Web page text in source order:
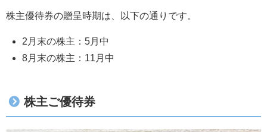
株主優待券の贈呈時期は、以下の通りです。
2月末の株主：5月中
8月末の株主：11月中
株主ご優待券